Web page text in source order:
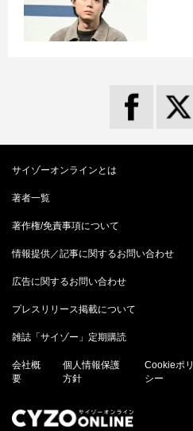
サイゾーオンラインとは
著者一覧
著作権/免責事項について
情報提供／記事に関するお問い合わせ
広告に関するお問い合わせ
プレスリリース掲載について
雑誌「サイゾー」定期購読
会社概
要
個人情報保護
方針
Cookieポリ
シー